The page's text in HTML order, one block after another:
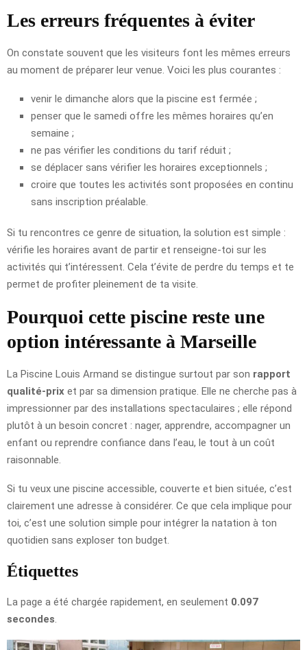
Les erreurs fréquentes à éviter
On constate souvent que les visiteurs font les mêmes erreurs
au moment de préparer leur venue. Voici les plus courantes :
venir le dimanche alors que la piscine est fermée ;
penser que le samedi offre les mêmes horaires qu’en
semaine ;
ne pas vérifier les conditions du tarif réduit ;
se déplacer sans vérifier les horaires exceptionnels ;
croire que toutes les activités sont proposées en continu
sans inscription préalable.
Si tu rencontres ce genre de situation, la solution est simple :
vérifie les horaires avant de partir et renseigne-toi sur les
activités qui t’intéressent. Cela t’évite de perdre du temps et te
permet de profiter pleinement de ta visite.
Pourquoi cette piscine reste une
option intéressante à Marseille
La Piscine Louis Armand se distingue surtout par son rapport
qualité-prix et par sa dimension pratique. Elle ne cherche pas à
impressionner par des installations spectaculaires ; elle répond
plutôt à un besoin concret : nager, apprendre, accompagner un
enfant ou reprendre confiance dans l’eau, le tout à un coût
raisonnable.
Si tu veux une piscine accessible, couverte et bien située, c’est
clairement une adresse à considérer. Ce que cela implique pour
toi, c’est une solution simple pour intégrer la natation à ton
quotidien sans exploser ton budget.
Étiquettes
La page a été chargée rapidement, en seulement 0.097
secondes